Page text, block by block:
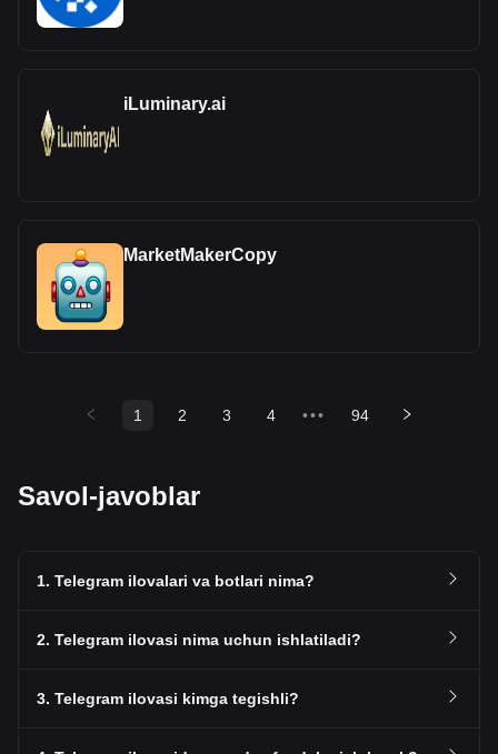
iLuminary.ai
MarketMakerCopy
1 2 3 4 ••• 94
Savol-javoblar
1. Telegram ilovalari va botlari nima?
2. Telegram ilovasi nima uchun ishlatiladi?
3. Telegram ilovasi kimga tegishli?